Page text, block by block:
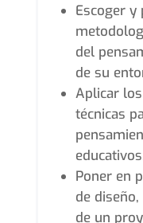
Escoger y
del
de su
Aplicar
técnicas
Poner en
de
de un